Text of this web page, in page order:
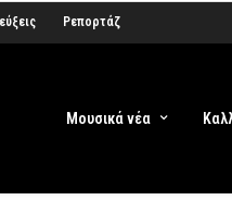
Ρεπορτάζ
Μουσικά νέα